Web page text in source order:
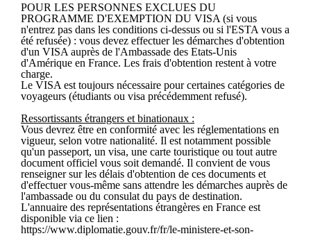
POUR LES PERSONNES EXCLUES DU
PROGRAMME D'EXEMPTION DU VISA (si vous
n'entrez pas dans les conditions ci-dessus ou si l'ESTA vous a
été refusée) : vous devez effectuer les démarches d'obtention
d'un VISA auprès de l'Ambassade des Etats-Unis
d'Amérique en France. Les frais d'obtention restent à votre
charge.
Le VISA est toujours nécessaire pour certaines catégories de
voyageurs (étudiants ou visa précédemment refusé).
Ressortissants étrangers et binationaux :
Vous devrez être en conformité avec les réglementations en
vigueur, selon votre nationalité. Il est notamment possible
qu'un passeport, un visa, une carte touristique ou tout autre
document officiel vous soit demandé. Il convient de vous
renseigner sur les délais d'obtention de ces documents et
d'effectuer vous-même sans attendre les démarches auprès de
l'ambassade ou du consulat du pays de destination.
L'annuaire des représentations étrangères en France est
disponible via ce lien :
https://www.diplomatie.gouv.fr/fr/le-ministere-et-son-